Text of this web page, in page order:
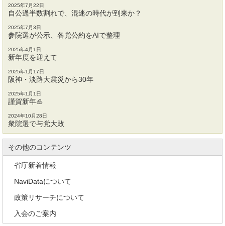
2025年7月22日
自公過半数割れで、混迷の時代が到来か？
2025年7月3日
参院選が公示、各党公約をAIで整理
2025年4月1日
新年度を迎えて
2025年1月17日
阪神・淡路大震災から30年
2025年1月1日
謹賀新年🎍
2024年10月28日
衆院選で与党大敗
その他のコンテンツ
省庁新着情報
NaviDataについて
政策リサーチについて
入会のご案内